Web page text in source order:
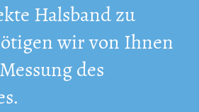
Halsband zu
wir von Ihnen
des